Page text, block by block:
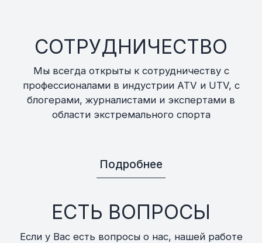
СОТРУДНИЧЕСТВО
Мы всегда открыты к сотрудничеству с
профессионалами в индустрии ATV и UTV, с
блогерами, журналистами и экспертами в
области экстремального спорта
Подробнее
ЕСТЬ ВОПРОСЫ
Если у Вас есть вопросы о нас, нашей работе